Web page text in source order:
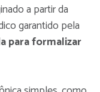
a partir da
garantido pela
para formalizar